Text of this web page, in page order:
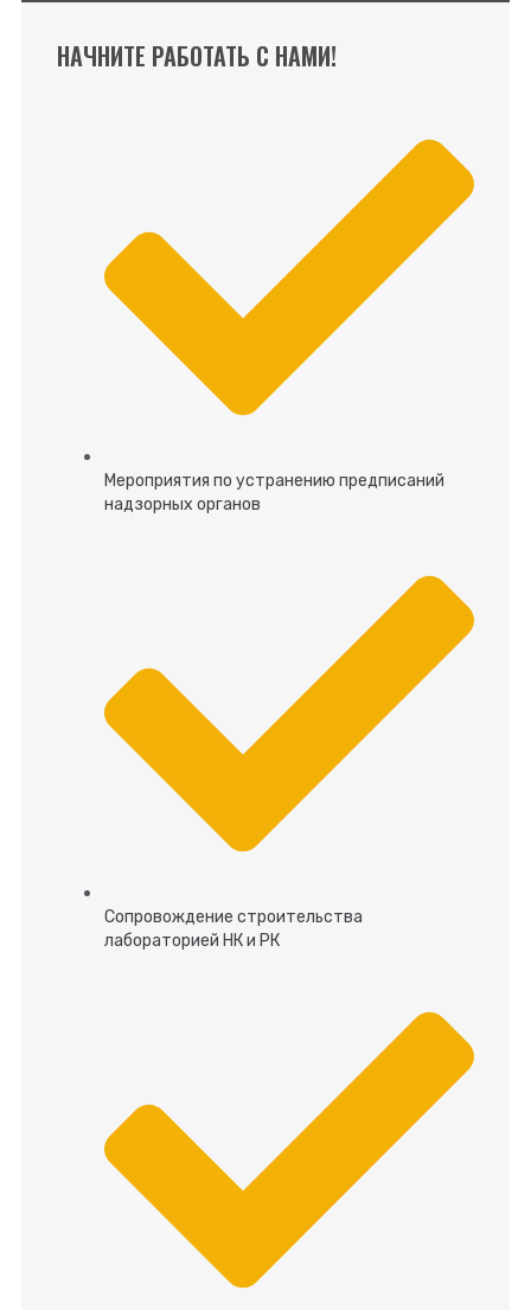
НАЧНИТЕ РАБОТАТЬ С НАМИ!
Мероприятия по устранению предписаний
надзорных органов
Сопровождение строительства
лабораторией НК и РК